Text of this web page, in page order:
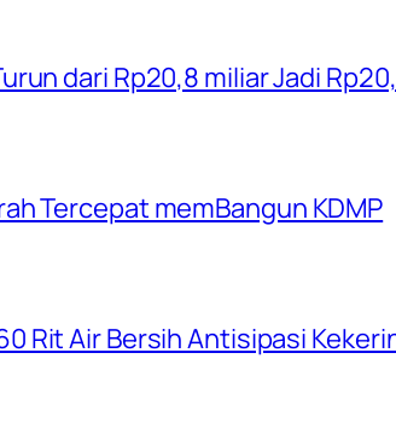
dari Rp20,8 miliar Jadi
Tercepat memBangun KDMP
Rit Air Bersih Antisipasi